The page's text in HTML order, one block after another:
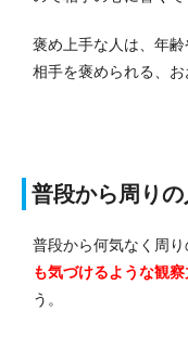
褒め上手な人は、年
相手を褒められる、お
普段から周り
普段から何気なく周り
も気づけるような観
う。